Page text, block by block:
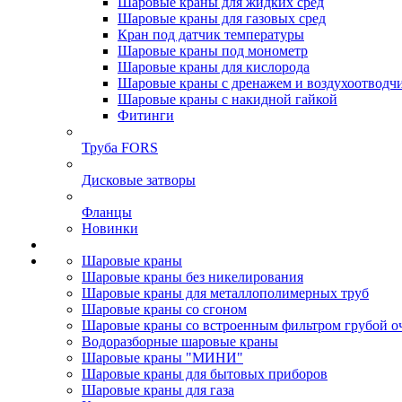
Шаровые краны для газовых сред
Кран под датчик температуры
Шаровые краны под монометр
Шаровые краны для кислорода
Шаровые краны с дренажем и
Шаровые краны с накидной гайкой
Фитинги
Труба FORS
Дисковые затворы
Фланцы
Новинки
Шаровые краны
Шаровые краны без никелирования
Шаровые краны для металлополимерных труб
Шаровые краны со сгоном
Шаровые краны со встроенным фильтром грубой
Водоразборные шаровые краны
Шаровые краны "МИНИ"
Шаровые краны для бытовых приборов
Шаровые краны для газа